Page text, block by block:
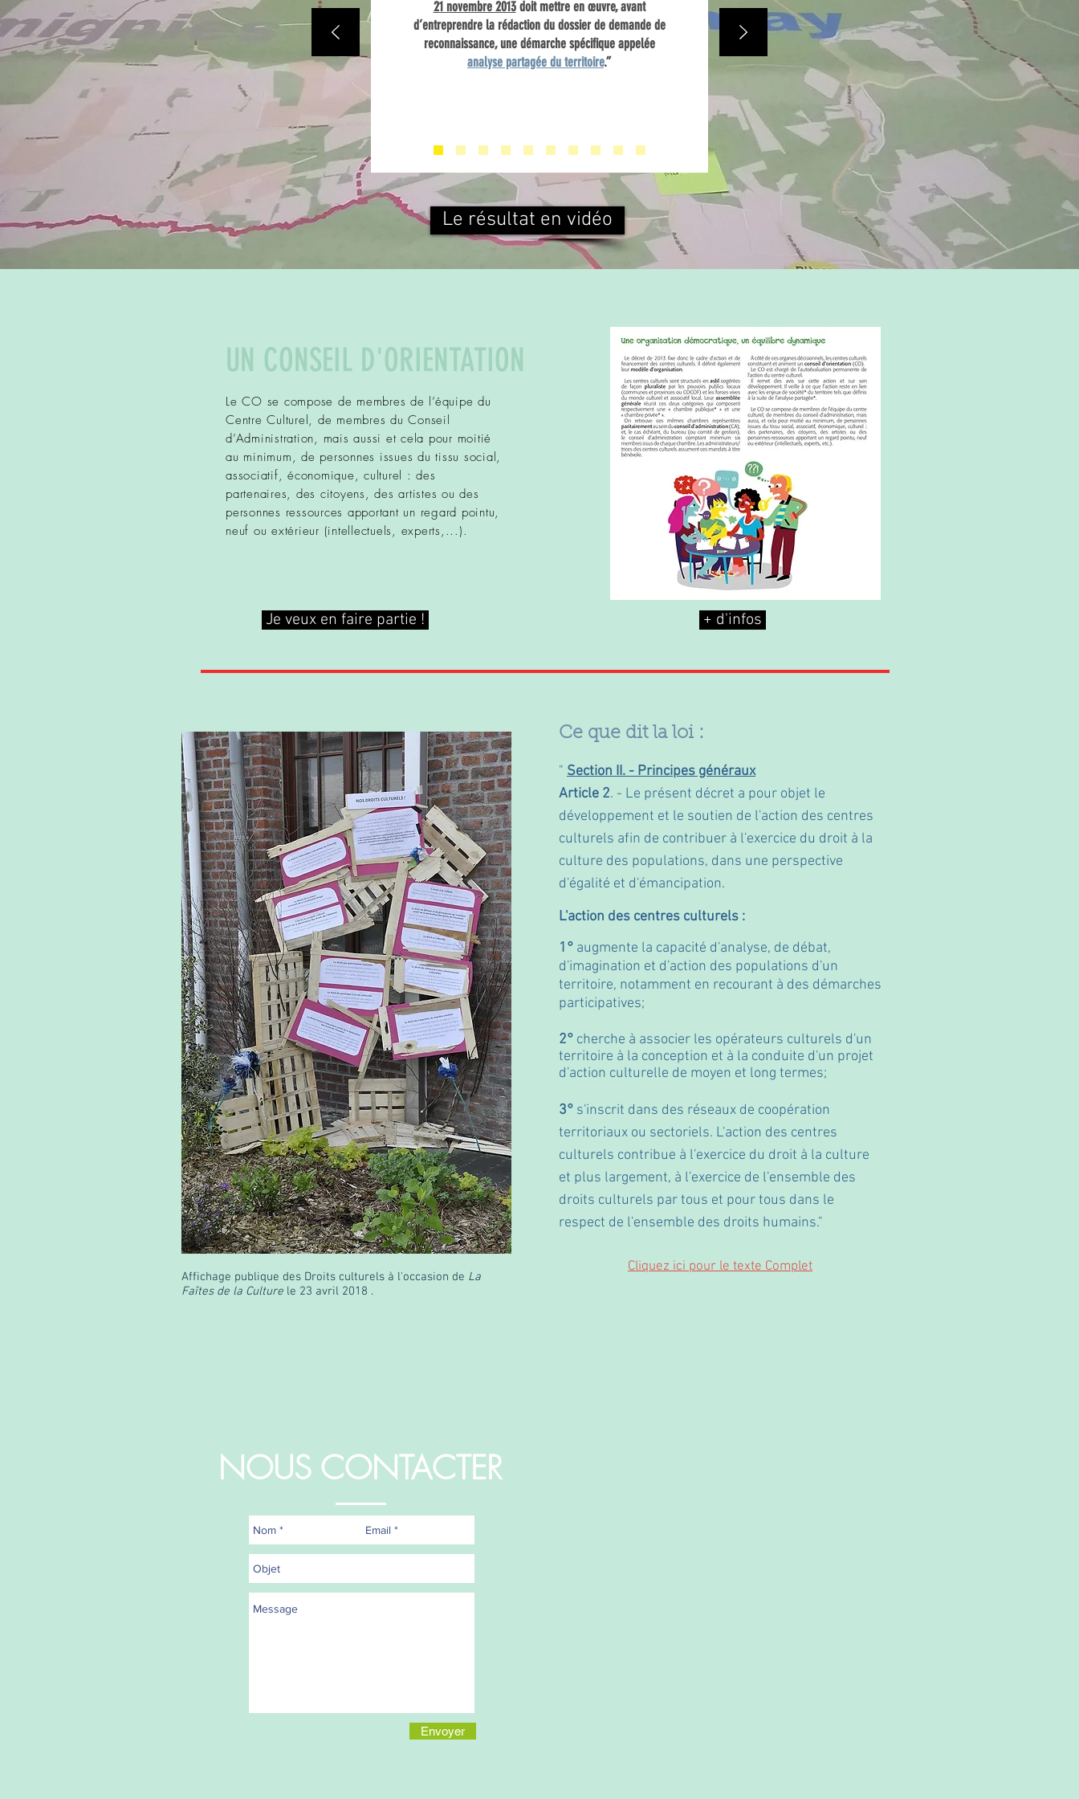
21 novembre 2013doit mettre en œuvre, avant
d’entreprendre la rédaction du dossier de demande de
reconnaissance, une démarche spécifique appelée
analyse partagée du territoire.”
Le résultat en vidéo
UN CONSEIL D'ORIENTATION
Le CO se compose de membres de l’équipe du
Centre Culturel, de membres du Conseil
d’Administration, mais aussi et cela pour moitié
au minimum, de personnes issues du tissu social,
associatif, économique, culturel : des
partenaires, des citoyens, des artistes ou des
personnes ressources apportant un regard pointu,
neuf ou extérieur (intellectuels, experts,...).
Je veux en faire partie ! + d'infos
Affichage publique des Droits culturels à l'occasion de La
Faîtes de la Culture le 23 avril 2018 .
Ce que dit la loi :
" Section II. - Principes généraux
Article 2. - Le présent décret a pour objet le
développement et le soutien de l'action des centres
culturels afin de contribuer à l'exercice du droit à la
culture des populations, dans une perspective
d'égalité et d'émancipation.
L'action des centres culturels :
1° augmente la capacité d'analyse, de débat,
d'imagination et d'action des populations d'un
territoire, notamment en recourant à des démarches
participatives;
2° cherche à associer les opérateurs culturels d'un
territoire à la conception et à la conduite d'un projet
d'action culturelle de moyen et long termes;
3° s'inscrit dans des réseaux de coopération
territoriaux ou sectoriels. L'action des centres
culturels contribue à l'exercice du droit à la culture
et plus largement, à l'exercice de l'ensemble des
droits culturels par tous et pour tous dans le
respect de l'ensemble des droits humains."
Cliquez ici pour le texte Complet
NOUS CONTACTER
Envoyer